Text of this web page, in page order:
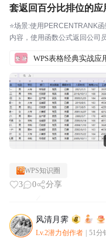
套返回百分比排位的应
⭐场景:使用PERCENTRANK
内容，使用函数公式返回公司
作一下，帮助大家理解这几个
WPS知识圈
3 0 分享
风清月霁
Lv.2潜力创作者 51分